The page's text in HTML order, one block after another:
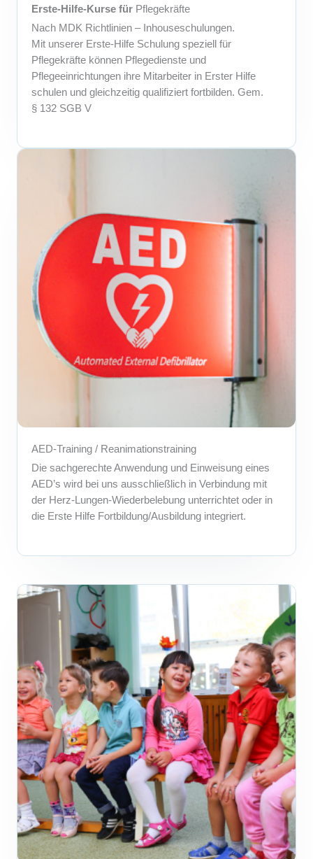
Erste-Hilfe-Kurse für Pflegekräfte
Nach MDK Richtlinien – Inhouseschulungen.
Mit unserer Erste-Hilfe Schulung speziell für
Pflegekräfte können Pflegedienste und
Pflegeeinrichtungen ihre Mitarbeiter in Erster Hilfe
schulen und gleichzeitig qualifiziert fortbilden. Gem.
§ 132 SGB V
AED-Training / Reanimationstraining
Die sachgerechte Anwendung und Einweisung eines
AED’s wird bei uns ausschließlich in Verbindung mit
der Herz-Lungen-Wiederbelebung unterrichtet oder in
die Erste Hilfe Fortbildung/Ausbildung integriert.